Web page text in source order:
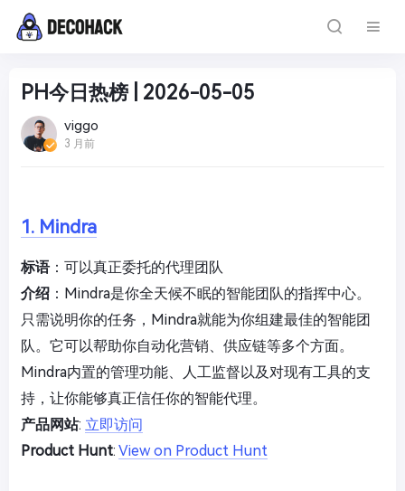
PH今日热榜 | 2026-05-05
viggo
3 月前
1. Mindra
标语：可以真正委托的代理团队
介绍 ：Mindra是你全天候不眠的智能团队的指挥中心。
只需说明你的任务，Mindra就能为你组建最佳的智能团
队。它可以帮助你自动化营销、供应链等多个方面。
Mindra内置的管理功能、人工监督以及对现有工具的支
持，让你能够真正信任你的智能代理。
产品网站: 立即访问
Product Hunt: View on Product Hunt